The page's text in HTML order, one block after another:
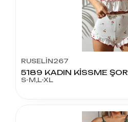
RUSELİN267
5189 KADIN KİSSME
S-M,L-XL